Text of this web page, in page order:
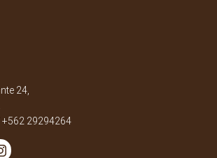
24,
29294264